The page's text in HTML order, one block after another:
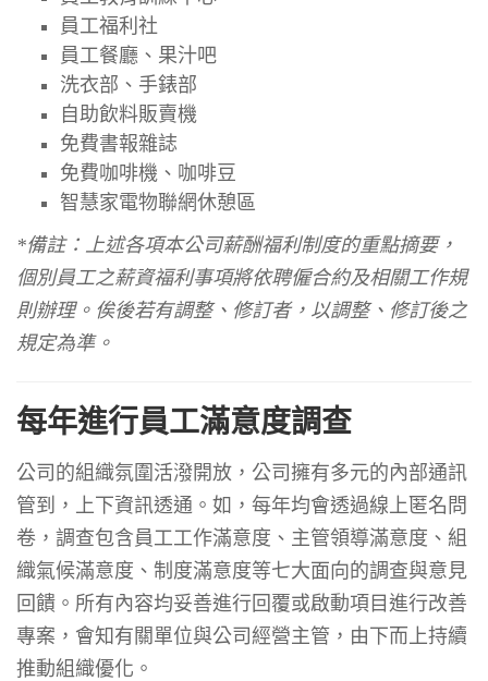
員工福利社
員工餐廳、果汁吧
洗衣部、手錶部
自助飲料販賣機
免費書報雜誌
免費咖啡機、咖啡豆
智慧家電物聯網休憩區
*備註：上述各項本公司薪酬福利制度的重點摘要，
個別員工之薪資福利事項將依聘僱合約及相關工作規
則辦理。俟後若有調整、修訂者，以調整、修訂後之
規定為準。
每年進行員工滿意度調查
公司的組織氛圍活潑開放，公司擁有多元的內部通訊
管到，上下資訊透通。如，每年均會透過線上匿名問
卷，調查包含員工工作滿意度、主管領導滿意度、組
織氣候滿意度、制度滿意度等七大面向的調查與意見
回饋。所有內容均妥善進行回覆或啟動項目進行改善
專案，會知有關單位與公司經營主管，由下而上持續
推動組織優化。